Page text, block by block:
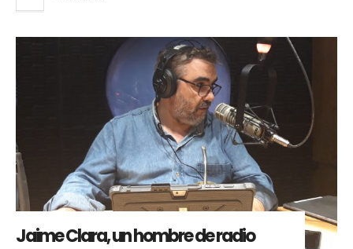
Jaime Clara, un hombre de radio